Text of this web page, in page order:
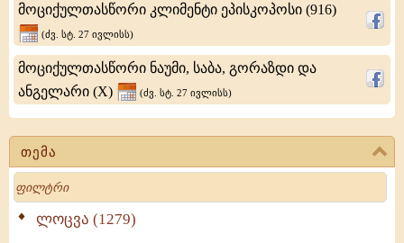
თემა
Search
ლოცვა (1279)
მოციქულთასწორი კლიმენტი ეპისკოპოსი (916)
(ძვ. სტ. 27 ივლისს)
მოციქულთასწორი ნაუმი, საბა, გორაზდი და
ანგელარი (X)
(ძვ. სტ. 27 ივლისს)